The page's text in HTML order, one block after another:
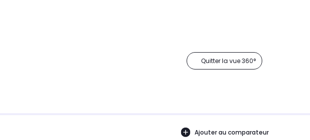
Quitter la vue 360°
Ajouter au comparateur